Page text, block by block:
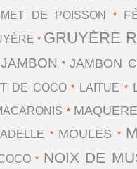
DE POISSON *
* GRUYÈRE
JAMBON *JAMBON
DE COCO* LAITUE *
*
* MOULES *
* NOIX DE